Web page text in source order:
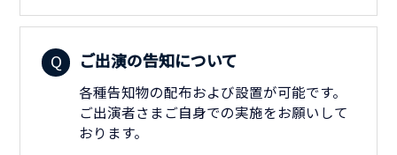
ご出演の告知について
各種告知物の配布および設置が可能です。
ご出演者さまご自身での実施をお願いして
おります。